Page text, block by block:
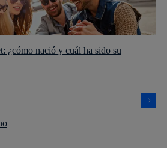
¿cómo nació y cuál ha sido su